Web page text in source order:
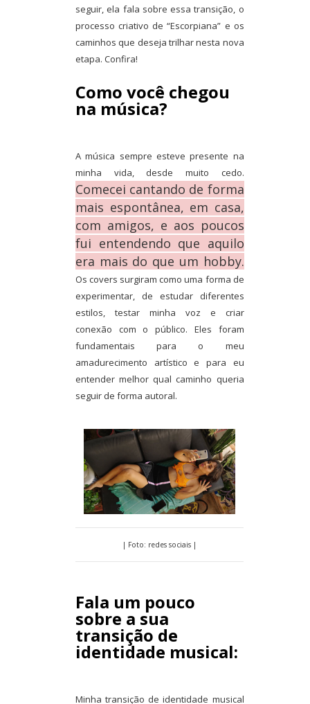
seguir, ela fala sobre essa transição, o
processo criativo de “Escorpiana” e os
caminhos que deseja trilhar nesta nova
etapa. Confira!
Como você chegou
na música?
A música sempre esteve presente na
minha vida, desde muito cedo.
Comecei cantando de forma
mais espontânea, em casa,
com amigos, e aos poucos
fui entendendo que aquilo
era mais do que um hobby.
Os covers surgiram como uma forma de
experimentar, de estudar diferentes
estilos, testar minha voz e criar
conexão com o público. Eles foram
fundamentais para o meu
amadurecimento artístico e para eu
entender melhor qual caminho queria
seguir de forma autoral.
| Foto: redes sociais |
Fala um pouco
sobre a sua
transição de
identidade musical:
Minha transição de identidade musical